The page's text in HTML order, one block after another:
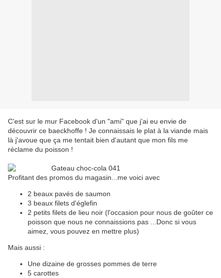
C'est sur le mur Facebook d'un "ami" que j'ai eu envie de
découvrir ce baeckhoffe ! Je connaissais le plat à la viande mais
là j'avoue que ça me tentait bien d'autant que mon fils me
réclame du poisson !
Profitant des promos du magasin...me voici avec
2 beaux pavés de saumon
3 beaux filets d'églefin
2 petits filets de lieu noir (l'occasion pour nous de goûter ce
poisson que nous ne connaissions pas ...Donc si vous
aimez, vous pouvez en mettre plus)
Mais aussi :
Une dizaine de grosses pommes de terre
5 carottes